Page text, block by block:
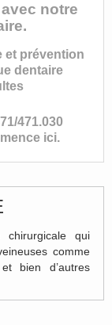
notre
et prévention
dentaire
471.030
ici.
chirurgicale qui
comme
bien d’autres